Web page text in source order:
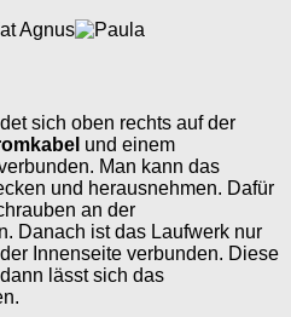
sich oben rechts auf der
und einem
Man kann das
und herausnehmen. Dafür
an der
Danach ist das Laufwerk nur
Innenseite verbunden. Diese
lässt sich das